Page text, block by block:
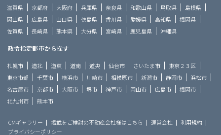
滋賀県
京都府 大阪府 兵庫県 奈良県 和歌山県 鳥取県
島根県
岡山県
広島県 山口県 徳島県 香川県 愛媛県 高知県
福岡県
佐賀県
長崎県 熊本県 大分県 宮崎県 鹿児島県 沖縄県
政令指定都市から探す
札幌市 道北 道東 道南 道央 仙台市 さいたま市
東京２３区
東京市部
千葉市 横浜市 川崎市 相模原市 新潟市 静岡市
浜松市
名古屋市
京都市 大阪市 堺市 神戸市 岡山市 広島市
福岡市
北九州市
熊本市
CMギャラリー 掲載をご検討の不動産会社様はこちら 運営会社
利用規約
プライバシーポリシー